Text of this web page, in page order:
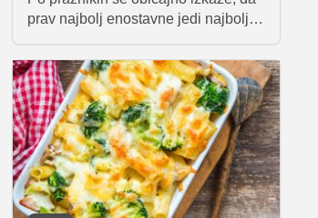
prav najbolj enostavne jedi najbolj
ali jedi iz pečice so odlična izbira,
saj ne zahtevajo veliko časa, hkrati
pa omogočajo neskončno
kombinacij. Ključno je, da izberemo
osnovne sestavine, ki jih imamo
pogosto že doma, in jih pripravimo
na čim bolj preprost način.